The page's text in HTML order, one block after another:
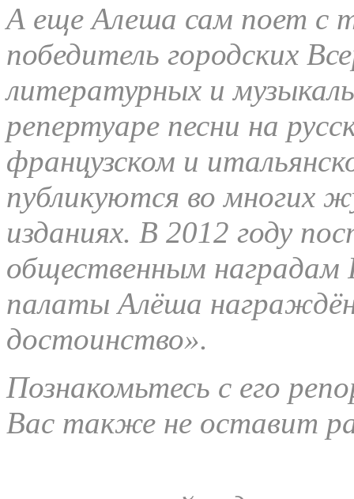
А еще Алеша сам поет с
победитель городских
литературных и
репертуаре песни на
французском и
публикуются во многих
изданиях. В 2012 году
общественным наградам
палаты Алёша
достоинство».
Познакомьтесь с его
Вас также не оставит